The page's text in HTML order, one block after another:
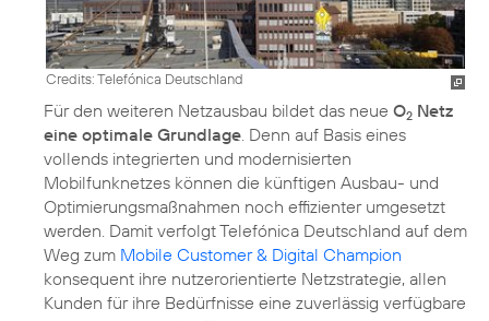
Credits: Telefónica Deutschland
Für den weiteren Netzausbau bildet das neue O2 Netz
eine optimale Grundlage. Denn auf Basis eines
vollends integrierten und modernisierten
Mobilfunknetzes können die künftigen Ausbau- und
Optimierungsmaßnahmen noch effizienter umgesetzt
werden. Damit verfolgt Telefónica Deutschland auf dem
Weg zum Mobile Customer & Digital Champion
konsequent ihre nutzerorientierte Netzstrategie, allen
Kunden für ihre Bedürfnisse eine zuverlässig verfügbare